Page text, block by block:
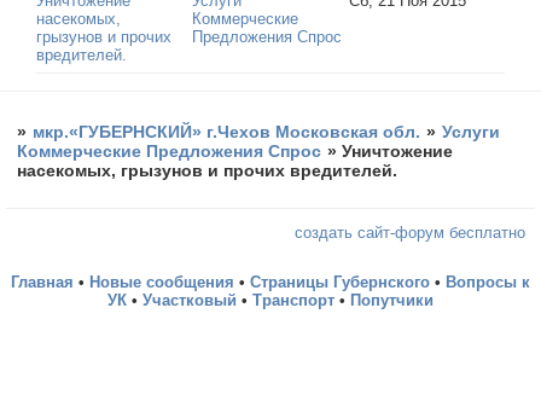
насекомых,
грызунов и прочих
вредителей.
Коммерческие
Предложения Спрос
» мкр.«ГУБЕРНСКИЙ» г.Чехов Московская обл. » Услуги
Коммерческие Предложения Спрос »Уничтожение
насекомых, грызунов и прочих вредителей.
создать сайт-форум бесплатно
Главная • Новые сообщения • Страницы Губернского • Вопросы к
УК • Участковый • Транспорт • Попутчики